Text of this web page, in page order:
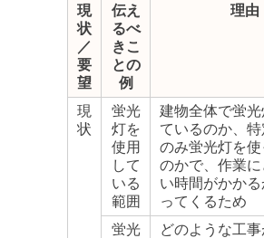
現
状
／
要
望
伝え
るべ
きこ
との
例
理由
現
状
蛍光
灯を
使用
して
いる
範囲
建物全体で蛍光
ているのか、
のみ蛍光灯を使
のかで、作業に
い時間がかか
ってくるため
蛍光
どのような工